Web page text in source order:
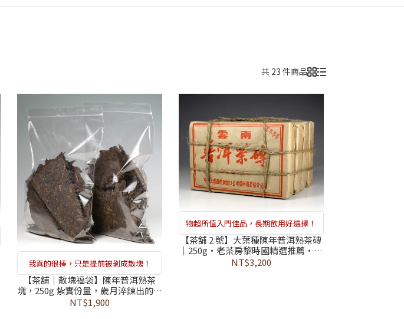
共 23 件商品
我真的很棒，只是提前被剝成散塊！
【茶舖｜散塊福袋】陳年普洱熟茶
塊，250g 紮實份量，歲月淬鍊出的生
物菌，健康維持的溫潤贈禮，老茶房
黎時國精選推薦，通過 374 項農藥檢
NT$1,900
物超所值入門佳品，長期飲用好選擇！
【茶舖 2 號】大葉種陳年普洱熟茶磚
｜250g・老茶房黎時國精選推薦・迷
人棗香、溫潤首選・通過 374 項農藥
殘留檢測合格
NT$3,200